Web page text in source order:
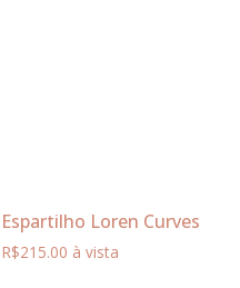
Espartilho Loren Curves
R$215.00 à vista